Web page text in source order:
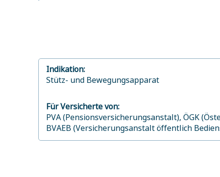
Indikation:
Stütz- und Bewegungsapparat
Für Versicherte von:
PVA (Pensionsversicherungsanstalt), ÖGK
BVAEB (Versicherungsanstalt öffentlich